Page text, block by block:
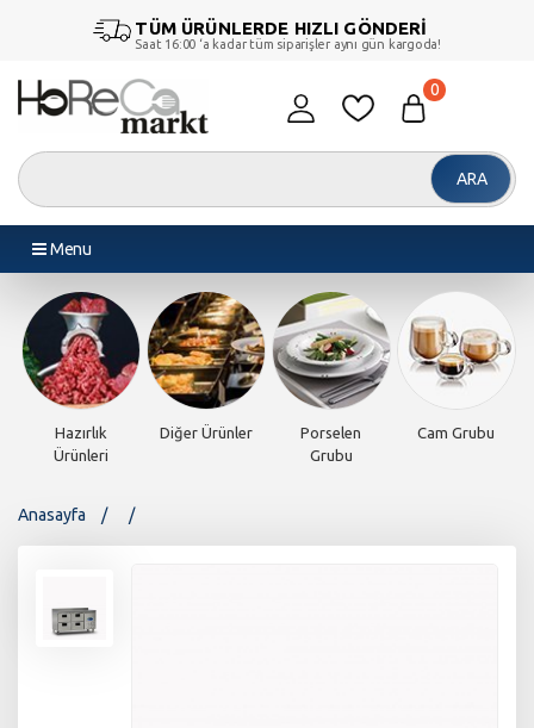
TÜM ÜRÜNLERDE HIZLI GÖNDERİ
Saat 16:00 ‘a kadar tüm siparişler aynı gün kargoda!
ARA
0
Menu
Diğer Ürünler
Porselen
Cam Grubu Piliç Makinesi
Anasayfa